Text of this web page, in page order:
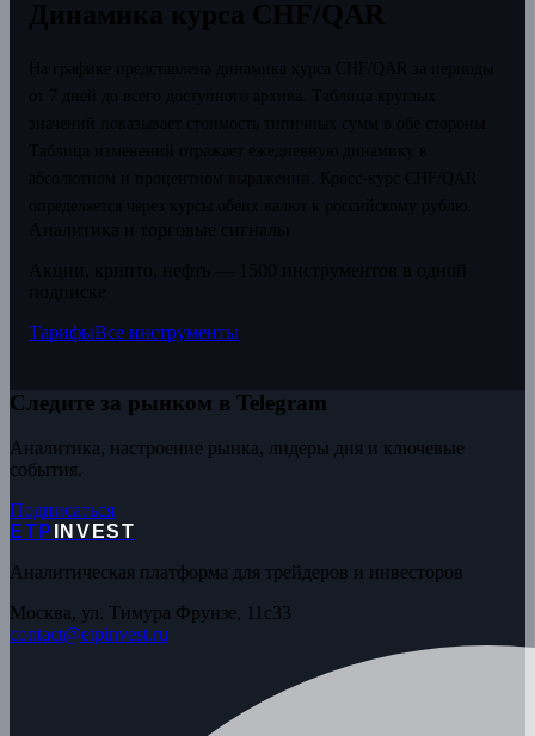
ТарифыВсе инструменты
Следите за рынком в Telegram
Аналитика, настроение рынка, лидеры дня и ключевые
события.
Подписаться
ETP
INVEST
Аналитическая платформа для трейдеров и инвесторов
Москва, ул. Тимура Фрунзе, 11с33
contact@etpinvest.ru